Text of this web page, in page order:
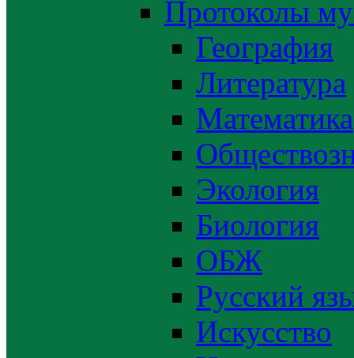
Протоколы
География
Литература
Математика
Экология
Биология
ОБЖ
Русский
Искусство